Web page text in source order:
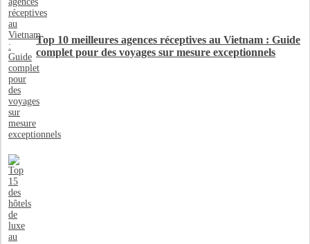
Top 10 meilleures agences réceptives au Vietnam : Guide
complet pour des voyages sur mesure exceptionnels